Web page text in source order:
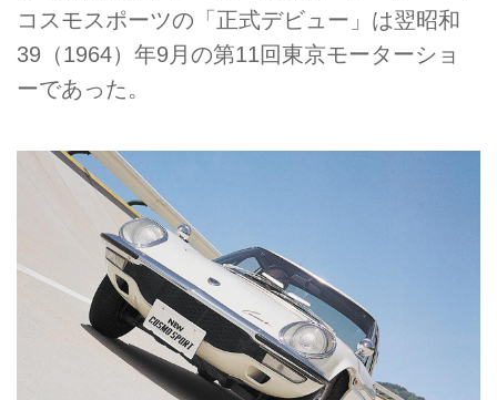
コスモスポーツの「正式デビュー」は翌昭和
39（1964）年9月の第11回東京モーターショ
ーであった。